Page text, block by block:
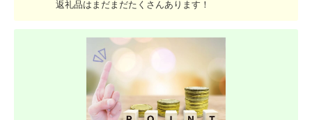
返礼品はまだまだたくさんあります！